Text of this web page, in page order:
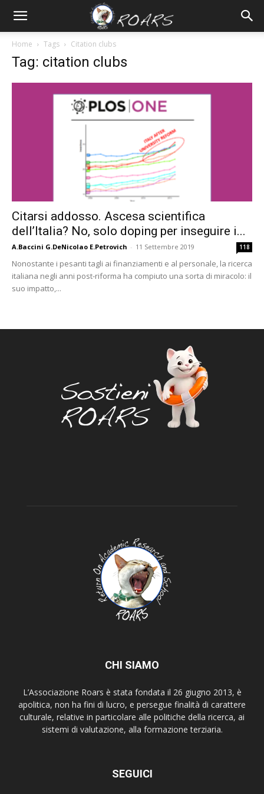
Home Tags Citation clubs
Tag: citation clubs
Citarsi addosso. Ascesa scientifica
dell’Italia? No, solo doping per inseguire i...
A.Baccini G.DeNicolao E.Petrovich - 11 Settembre 2019 118
Nonostante i pesanti tagli ai finanziamenti e al personale, la ricerca
italiana negli anni post-riforma ha compiuto una sorta di miracolo: il
suo impatto,...
CHI SIAMO
L’Associazione Roars è stata fondata il 26 giugno 2013, è
apolitica, non ha fini di lucro, e persegue finalità di carattere
culturale, relative in particolare alle politiche della ricerca, ai
sistemi di valutazione, alla formazione terziaria.
SEGUICI